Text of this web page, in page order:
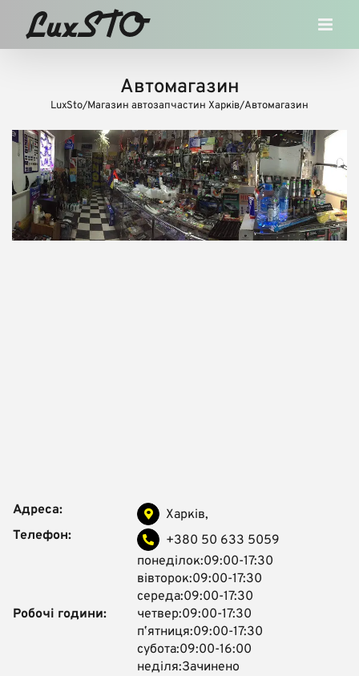
content
Автомагазин
LuxSto/Магазин автозапчастин Харків/Автомагазин
Адреса:
Харків,
Телефон:
+380 50 633 5059
Робочі години:
понеділок:09:00-17:30
вівторок:09:00-17:30
середа:09:00-17:30
четвер:09:00-17:30
пʼятниця:09:00-17:30
субота:09:00-16:00
неділя:Зачинено